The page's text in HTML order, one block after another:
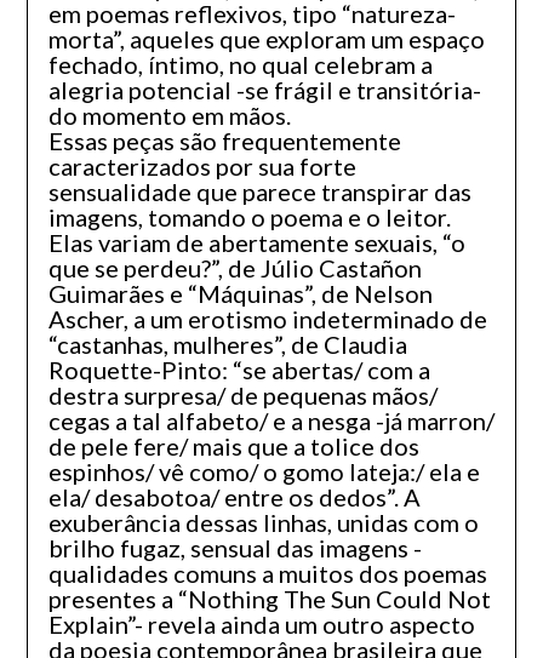
em poemas reflexivos, tipo “natureza-
morta”, aqueles que exploram um espaço
fechado, íntimo, no qual celebram a
alegria potencial -se frágil e transitória-
do momento em mãos.
Essas peças são frequentemente
caracterizados por sua forte
sensualidade que parece transpirar das
imagens, tomando o poema e o leitor.
Elas variam de abertamente sexuais, “o
que se perdeu?”, de Júlio Castañon
Guimarães e “Máquinas”, de Nelson
Ascher, a um erotismo indeterminado de
“castanhas, mulheres”, de Claudia
Roquette-Pinto: “se abertas/ com a
destra surpresa/ de pequenas mãos/
cegas a tal alfabeto/ e a nesga -já marron/
de pele fere/ mais que a tolice dos
espinhos/ vê como/ o gomo lateja:/ ela e
ela/ desabotoa/ entre os dedos”. A
exuberância dessas linhas, unidas com o
brilho fugaz, sensual das imagens -
qualidades comuns a muitos dos poemas
presentes a “Nothing The Sun Could Not
Explain”- revela ainda um outro aspecto
da poesia contemporânea brasileira que